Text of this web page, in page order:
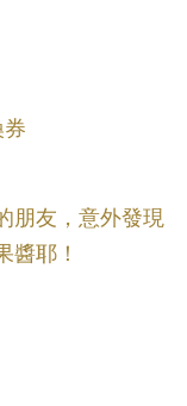
朋友，意外發現
醬耶！